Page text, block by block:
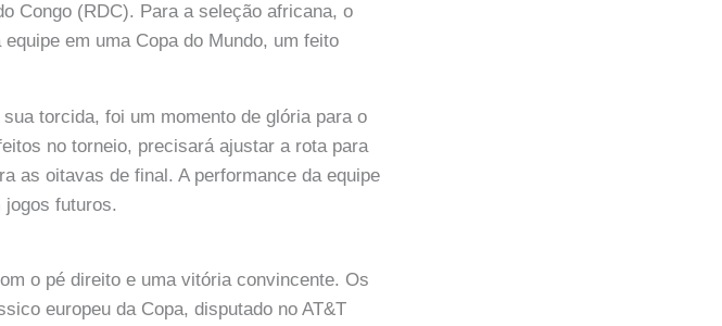
Congo (RDC). Para a seleção africana, o
em uma Copa do Mundo, um feito
torcida, foi um momento de glória para o
no torneio, precisará ajustar a rota para
as oitavas de final. A performance da equipe
jogos futuros.
o pé direito e uma vitória convincente. Os
europeu da Copa, disputado no AT&T